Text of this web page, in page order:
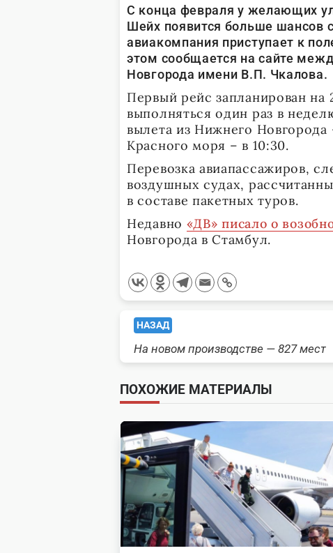
С конца февраля у желающих
Шейх появится больше шансов
авиакомпания приступает к
этом сообщается на сайте
Новгорода имени В.П. Чкалова.
Первый рейс запланирован на
выполняться один раз в
вылета из Нижнего
Красного моря – в 10:30.
Перевозка авиапассажиров,
воздушных судах,
в составе пакетных туров.
Недавно «ДВ» писало о
Новгорода в Стамбул.
<span
class="nav-
subtitle
screen-
reader-
text">Page</span>
НАЗАД
На новом производстве — 827 мест
ПОХОЖИЕ МАТЕРИАЛЫ